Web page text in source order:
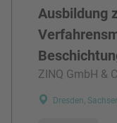
Ausbildung
ZINQ GmbH &
Dresden,